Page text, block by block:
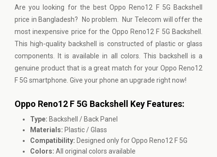
Are you looking for the best Oppo Reno12 F 5G Backshell
price in Bangladesh? No problem. Nur Telecom will offer the
most inexpensive price for the Oppo Reno12 F 5G Backshell.
This high-quality backshell is constructed of plastic or glass
components. It is available in all colors. This backshell is a
genuine product that is a great match for your Oppo Reno12
F 5G smartphone. Give your phone an upgrade right now!
Oppo Reno12 F 5G Backshell Key Features:
Type: Backshell / Back Panel
Materials: Plastic / Glass
Compatibility: Designed only for Oppo Reno12 F 5G
Colors: All original colors available